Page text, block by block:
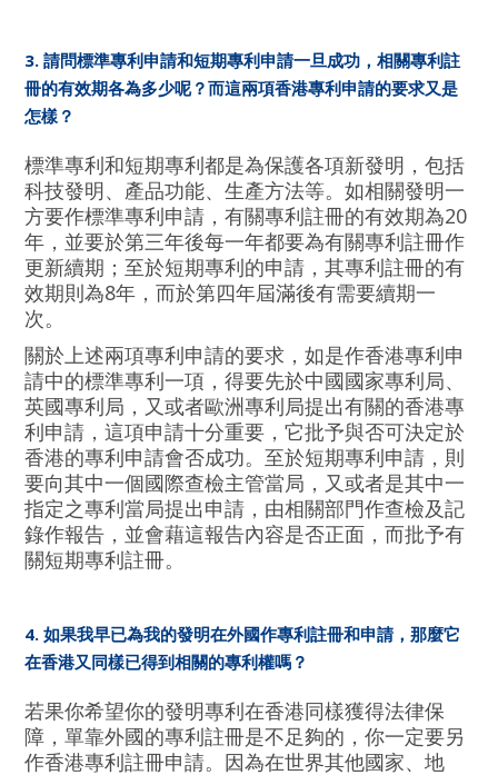
3. 請問標準專利申請和短期專利申請一旦成功，相關專利註
冊的有效期各為多少呢？而這兩項香港專利申請的要求又是
怎樣？
標準專利和短期專利都是為保護各項新發明，包括
科技發明、產品功能、生產方法等。如相關發明一
方要作標準專利申請，有關專利註冊的有效期為20
年，並要於第三年後每一年都要為有關專利註冊作
更新續期；至於短期專利的申請，其專利註冊的有
效期則為8年，而於第四年屆滿後有需要續期一
次。
關於上述兩項專利申請的要求，如是作香港專利申
請中的標準專利一項，得要先於中國國家專利局、
英國專利局，又或者歐洲專利局提出有關的香港專
利申請，這項申請十分重要，它批予與否可決定於
香港的專利申請會否成功。至於短期專利申請，則
要向其中一個國際查檢主管當局，又或者是其中一
指定之專利當局提出申請，由相關部門作查檢及記
錄作報告，並會藉這報告內容是否正面，而批予有
關短期專利註冊。
4. 如果我早已為我的發明在外國作專利註冊和申請，那麼它
在香港又同樣已得到相關的專利權嗎？
若果你希望你的發明專利在香港同樣獲得法律保
障，單靠外國的專利註冊是不足夠的，你一定要另
作香港專利註冊申請。因為在世界其他國家、地